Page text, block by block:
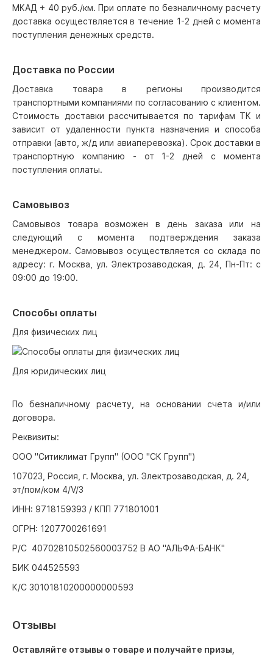
МКАД + 40 руб./км. При оплате по безналичному расчету
доставка осуществляется в течение 1-2 дней с момента
поступления денежных средств.
Доставка по России
Доставка товара в регионы производится
транспортными компаниями по согласованию с клиентом.
Стоимость доставки рассчитывается по тарифам ТК и
зависит от удаленности пункта назначения и способа
отправки (авто, ж/д или авиаперевозка). Срок доставки в
транспортную компанию - от 1-2 дней с момента
поступления оплаты.
Самовывоз
Самовывоз товара возможен в день заказа или на
следующий с момента подтверждения заказа
менеджером. Самовывоз осуществляется со склада по
адресу: г. Москва, ул. Электрозаводская, д. 24, Пн-Пт: с
09:00 до 19:00.
Способы оплаты
Для физических лиц
Для юридических лиц
По безналичному расчету, на основании счета и/или
договора.
Реквизиты:
ООО "Ситиклимат Групп" (ООО "СК Групп")
107023, Россия, г. Москва, ул. Электрозаводская, д. 24,
эт/пом/ком 4/V/3
ИНН: 9718159393 / КПП 771801001
ОГРН: 1207700261691
Р/С 40702810502560003752 В АО "АЛЬФА-БАНК"
БИК 044525593
К/С 30101810200000000593
Отзывы
Оставляйте отзывы о товаре и получайте призы,